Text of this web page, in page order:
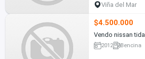
Viña del Mar
$4.500.000
Vendo nissan tida
2012 Bencina